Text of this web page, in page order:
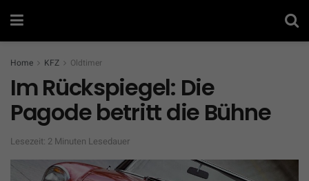
Home KFZ Oldtimer
Im Rückspiegel: Die
Pagode betritt die Bühne
Lesezeit: 2 Minuten Lesedauer